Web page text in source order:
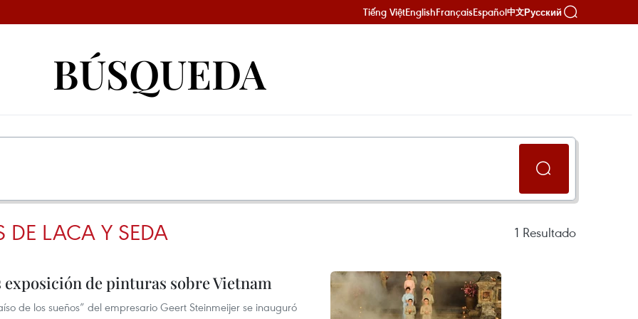
Tiếng ViệtEnglishFrançaisEspañol中文Русский
BÚSQUEDA
DE LACA Y SEDA 1 Resultado
exposición de pinturas sobre Vietnam
de los sueños” del empresario Geert Steinmeijer se inauguró